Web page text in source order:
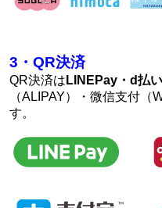
3・QR決済
QR決済は LINEPay・d払
（ALIPAY）・微信支付（
す。